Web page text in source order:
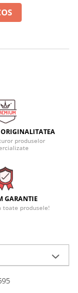
produselor
GARANTIE
toate produsele!